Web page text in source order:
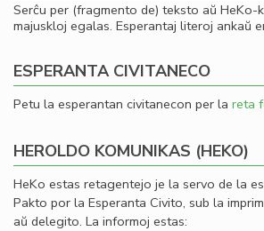
Serĉu per (fragmento de) teksto aŭ HeKo-
majuskloj egalas. Esperantaj literoj ankaŭ
ESPERANTA CIVITANECO
Petu la esperantan civitanecon per la reta
HEROLDO KOMUNIKAS (HEKO)
HeKo estas retagentejo je la servo de la
Pakto por la Esperanta Civito, sub la
aŭ delegito. La informoj estas: